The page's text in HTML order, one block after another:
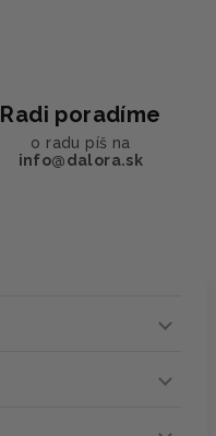
Radi poradíme
o radu píš na
info@dalora.sk